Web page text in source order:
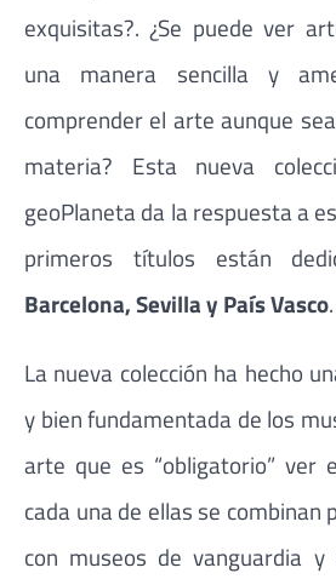
exquisitas?. ¿Se puede ver
una manera sencilla y
comprender el arte aunque
materia? Esta nueva
geoPlaneta da la respuesta a
primeros títulos están
Barcelona, Sevilla y País Vasco.
La nueva colección ha hecho
y bien fundamentada de los
arte que es “obligatorio” ver
cada una de ellas se combinan
con museos de vanguardia